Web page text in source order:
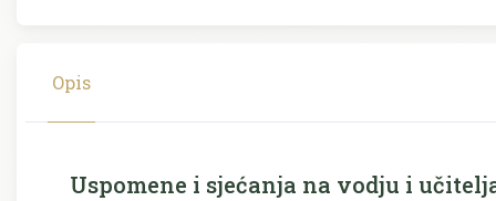
Opis
Uspomene i sjećanja na vodju i